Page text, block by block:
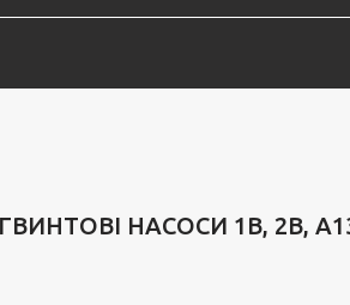
ГВИНТОВІ НАСОСИ 1В, 2В,